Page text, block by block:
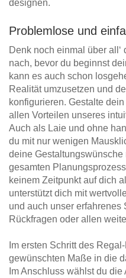
designen.
Problemlose und
Denk noch einmal über
nach, bevor du beginnst
kann es auch schon
Realität umzusetzen und
konfigurieren. Gestalte
allen Vorteilen unseres
Auch als Laie und ohne
du mit nur wenigen
deine
gesamten
keinem Zeitpunkt auf dich
unterstützt dich mit
und auch unser erfahrenes
Rückfragen oder allen
Im ersten Schritt des
gewünschten Maße in die
Im Anschluss wählst du